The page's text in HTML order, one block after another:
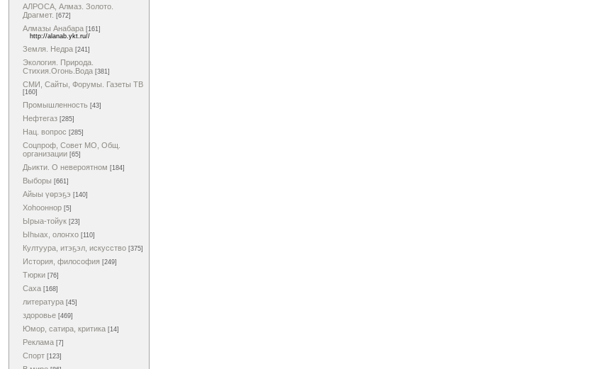
АЛРОСА, Алмаз. Золото.
Драгмет. [672]
Алмазы Анабара [161]
http://alanab.ykt.ru//
Земля. Недра [241]
Экология. Природа.
Стихия.Огонь.Вода [381]
СМИ, Сайты, Форумы. Газеты ТВ
[160]
Промышленность [43]
Нефтегаз [285]
Нац. вопрос [285]
Соцпроф, Совет МО, Общ.
организации [65]
Дьикти. О невероятном [184]
Выборы [661]
Айыы үөрэҕэ [140]
Хоһооннор [5]
Ырыа-тойук [23]
Ыһыах, олоҥхо [110]
Култуура, итэҕэл, искусство [375]
История, философия [249]
Тюрки [76]
Саха [168]
литература [45]
здоровье [469]
Юмор, сатира, критика [14]
Реклама [7]
Спорт [123]